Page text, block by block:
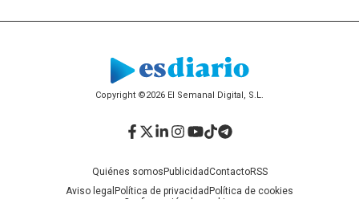
Copyright ©2026 El Semanal Digital, S.L.
Quiénes somos PublicidadContactoRSS
Aviso legal Política de privacidad Política de cookies
Facebook
Twitter
LinkedIn
Instagram
YouTube
TikTok
Telegram